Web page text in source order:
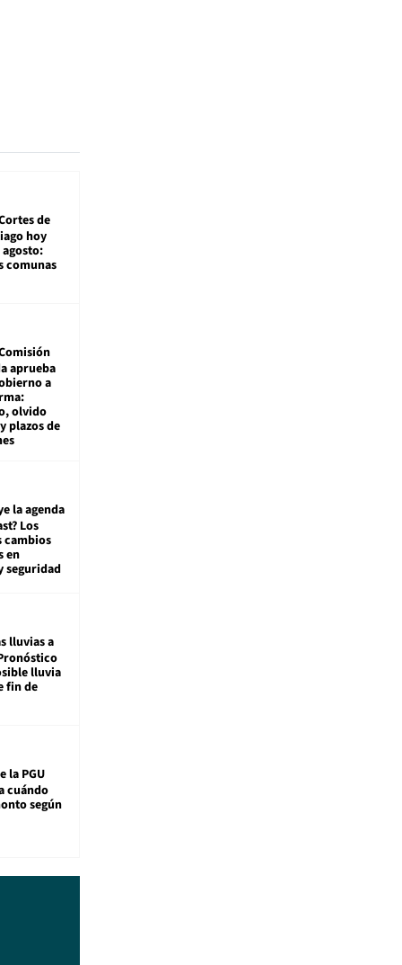
de
hoy
agosto:
comunas
aprueba
a
olvido
plazos de
la agenda
Los
cambios
en
seguridad
lluvias a
lluvia
fin de
la PGU
cuándo
según